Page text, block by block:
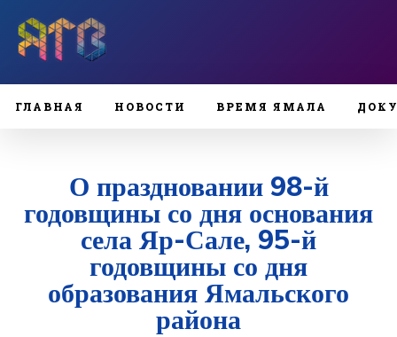
ГЛАВНАЯ НОВОСТИ ВРЕМЯ ЯМАЛА
О праздновании 98-й
годовщины со дня основания
села Яр-Сале, 95-й
годовщины со дня
образования Ямальского
района